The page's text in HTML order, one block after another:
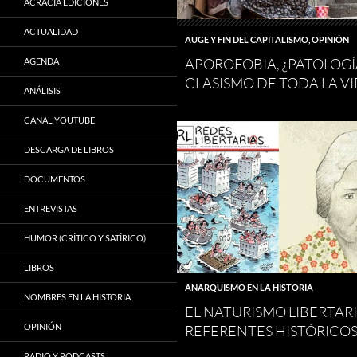
AUGE Y FIN DEL CAPITALISMO OPINIÓN
APOROFOBIA,
CLASISMO DE TODA LA
ANARQUISMO EN LA HISTORIA
EL NATURISMO
REFERENTES
ACTUALIDAD
AGENDA
ANÁLISIS
CANAL YOUTUBE
DESCARGA DE LIBROS
DOCUMENTOS
ENTREVISTAS
HUMOR (CRÍTICO Y SATÍRICO)
LIBROS
NOMBRES EN LA HISTORIA
OPINIÓN